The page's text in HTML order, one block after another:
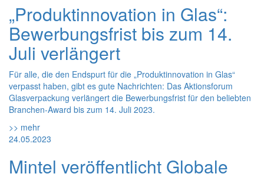
„Produktinnovation in Glas“:
Bewerbungsfrist bis zum 14.
Juli verlängert
Für alle, die den Endspurt für die „Produktinnovation in Glas“
verpasst haben, gibt es gute Nachrichten: Das Aktionsforum
Glasverpackung verlängert die Bewerbungsfrist für den beliebten
Branchen-Award bis zum 14. Juli 2023.
>> mehr
24.05.2023
Mintel veröffentlicht Globale